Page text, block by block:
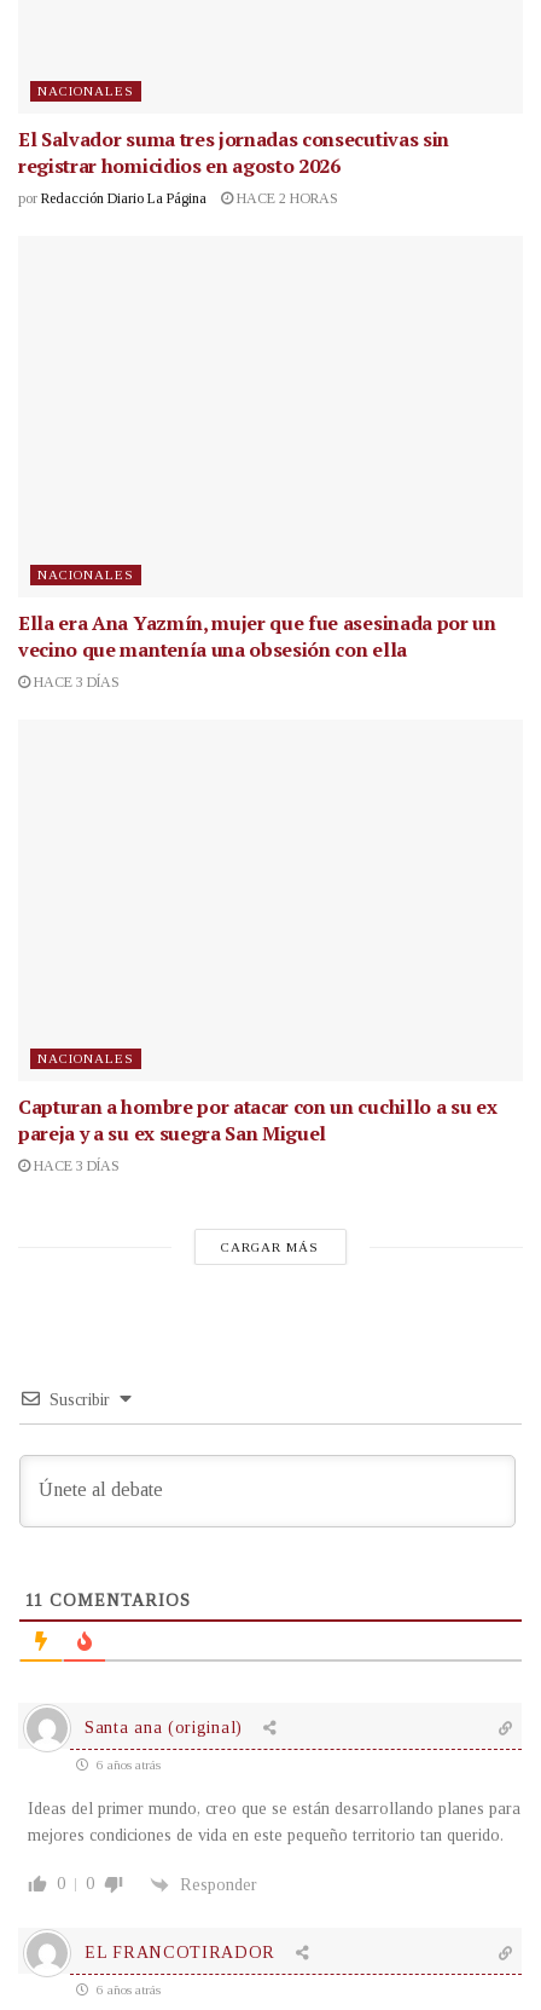
NACIONALES
El Salvador suma tres jornadas consecutivas sin
registrar homicidios en agosto 2026
por Redacción Diario La Página HACE 2 HORAS
NACIONALES
Ella era Ana Yazmín, mujer que fue asesinada por un
vecino que mantenía una obsesión con ella
HACE 3 DÍAS
NACIONALES
Capturan a hombre por atacar con un cuchillo a su ex
pareja y a su ex suegra San Miguel
HACE 3 DÍAS
CARGAR MÁS
Suscribir
11 COMENTARIOS
Santa ana (original)
6 años atrás
Ideas del primer mundo, creo que se están desarrollando planes para
mejores condiciones de vida en este pequeño territorio tan querido.
0 0 Responder
EL FRANCOTIRADOR
6 años atrás